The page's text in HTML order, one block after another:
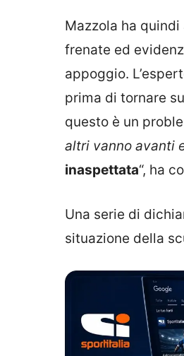
Mazzola ha
frenate ed
appoggio.
prima di tornare
questo è un
altri vanno avanti
inaspettata“, ha
Una serie di
situazione della